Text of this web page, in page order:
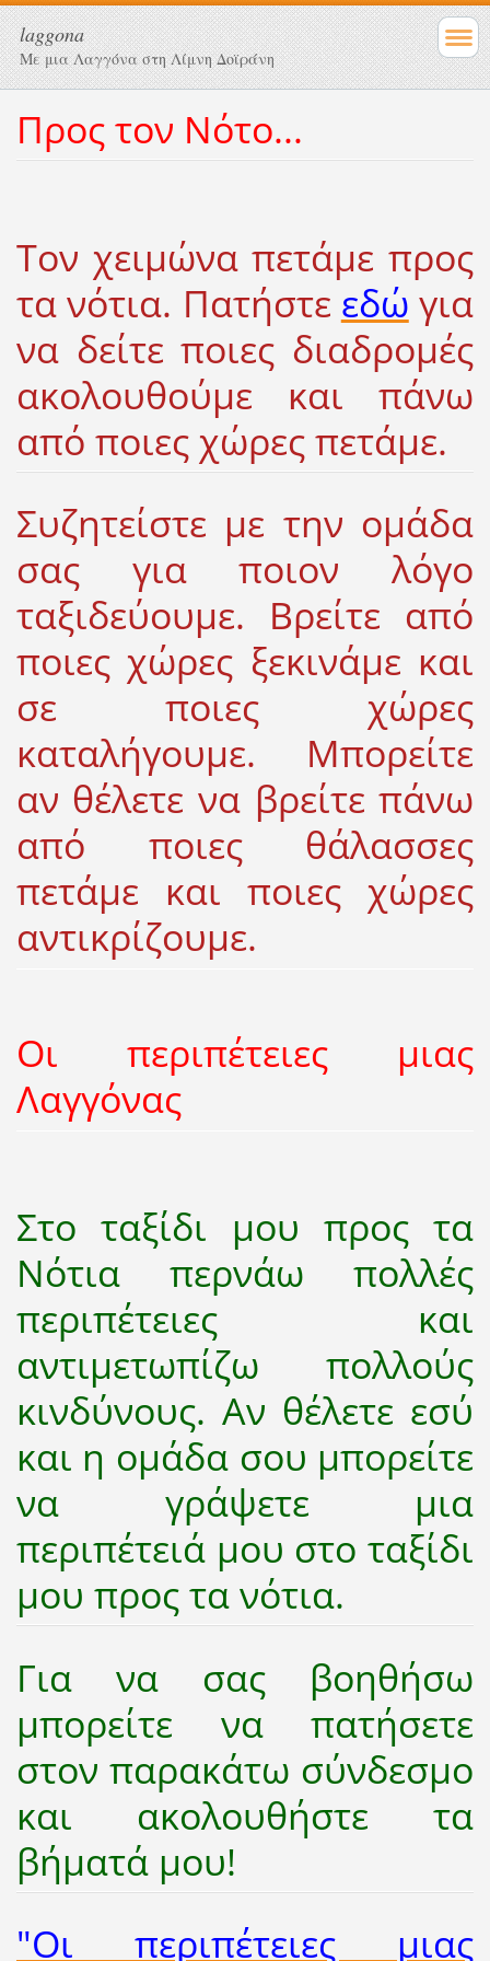
laggona
Με μια Λαγγόνα στη Λίμνη Δοϊράνη
Προς τον Νότο...
Τον χειμώνα πετάμε προς
τα νότια. Πατήστε εδώ για
να δείτε ποιες διαδρομές
ακολουθούμε και πάνω
από ποιες χώρες πετάμε.
Συζητείστε με την ομάδα
σας για ποιον λόγο
ταξιδεύουμε. Βρείτε από
ποιες χώρες ξεκινάμε και
σε ποιες χώρες
καταλήγουμε. Μπορείτε
αν θέλετε να βρείτε πάνω
από ποιες θάλασσες
πετάμε και ποιες χώρες
αντικρίζουμε.
Οι περιπέτειες μιας
Λαγγόνας
Στο ταξίδι μου προς τα
Νότια περνάω πολλές
περιπέτειες και
αντιμετωπίζω πολλούς
κινδύνους. Αν θέλετε εσύ
και η ομάδα σου μπορείτε
να γράψετε μια
περιπέτειά μου στο ταξίδι
μου προς τα νότια.
Για να σας βοηθήσω
μπορείτε να πατήσετε
στον παρακάτω σύνδεσμο
και ακολουθήστε τα
βήματά μου!
"Οι περιπέτειες μιας